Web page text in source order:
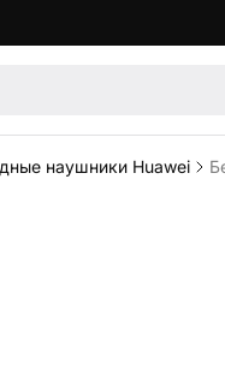
наушники Huawei